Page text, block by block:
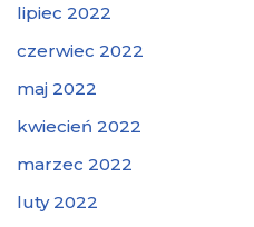
lipiec 2022
czerwiec 2022
maj 2022
kwiecień 2022
marzec 2022
luty 2022